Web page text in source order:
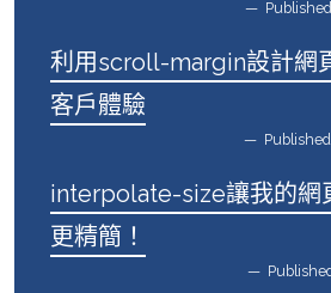
利用scroll-margin設計網
客戶體驗
interpolate-size讓我的網
更精簡！